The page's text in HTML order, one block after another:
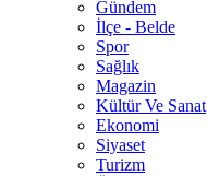
Gündem
İlçe - Belde
Spor
Sağlık
Magazin
Kültür Ve Sanat
Ekonomi
Siyaset
Turizm